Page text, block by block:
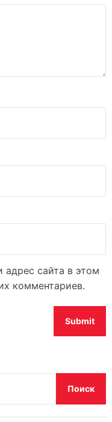
сайта в этом
комментариев.